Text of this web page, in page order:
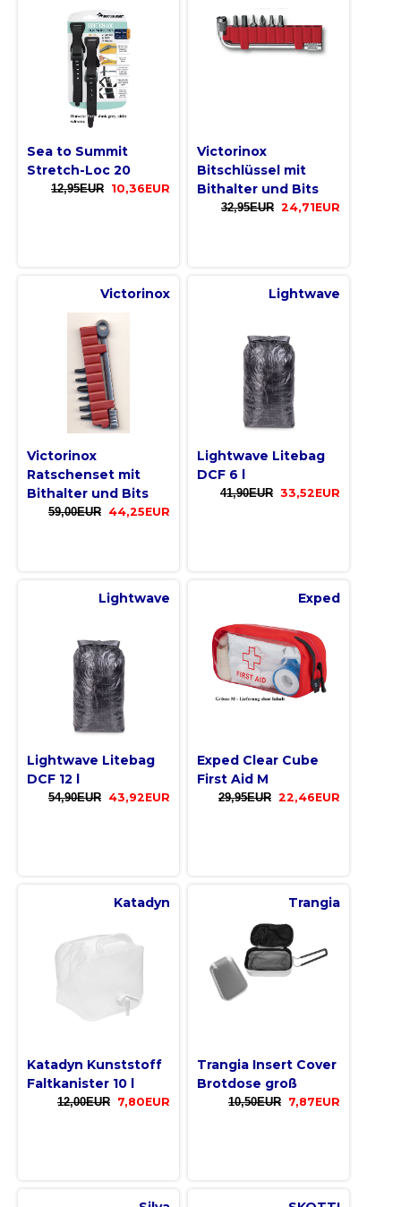
Sea to Summit
Stretch-Loc 20
12,95EUR 10,36EUR
Victorinox
Bitschlüssel mit
Bithalter und Bits
32,95EUR 24,71EUR
Victorinox
Victorinox
Ratschenset mit
Bithalter und Bits
59,00EUR 44,25EUR
Lightwave
Lightwave Litebag
DCF 6 l
41,90EUR 33,52EUR
Lightwave
Lightwave Litebag
DCF 12 l
54,90EUR 43,92EUR
Exped
Exped Clear Cube
First Aid M
29,95EUR 22,46EUR
Katadyn
Katadyn Kunststoff
Faltkanister 10 l
12,00EUR 7,80EUR
Trangia
Trangia Insert Cover
Brotdose groß
10,50EUR 7,87EUR